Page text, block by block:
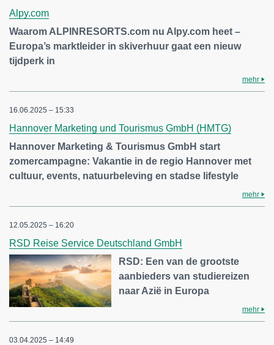
Alpy.com
Waarom ALPINRESORTS.com nu Alpy.com heet –
Europa’s marktleider in skiverhuur gaat een nieuw
tijdperk in
mehr
16.06.2025 – 15:33
Hannover Marketing und Tourismus GmbH (HMTG)
Hannover Marketing & Tourismus GmbH start
zomercampagne: Vakantie in de regio Hannover met
cultuur, events, natuurbeleving en stadse lifestyle
mehr
12.05.2025 – 16:20
RSD Reise Service Deutschland GmbH
RSD: Een van de grootste
aanbieders van studiereizen
naar Azië in Europa
mehr
03.04.2025 – 14:49